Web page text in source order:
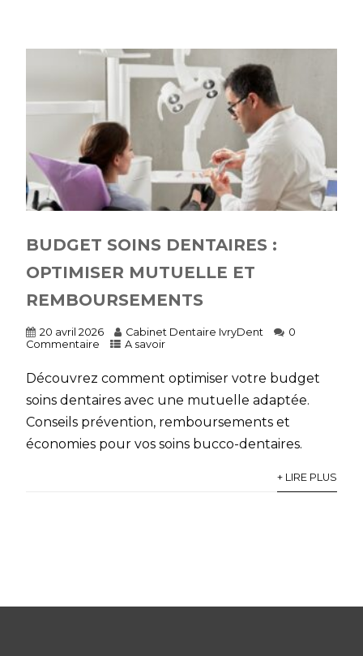
BUDGET SOINS DENTAIRES :
OPTIMISER MUTUELLE ET
REMBOURSEMENTS
20 avril 2026 Cabinet Dentaire IvryDent
0
Commentaire
A savoir
Découvrez comment optimiser votre budget
soins dentaires avec une mutuelle adaptée.
Conseils prévention, remboursements et
économies pour vos soins bucco-dentaires.
+ LIRE PLUS